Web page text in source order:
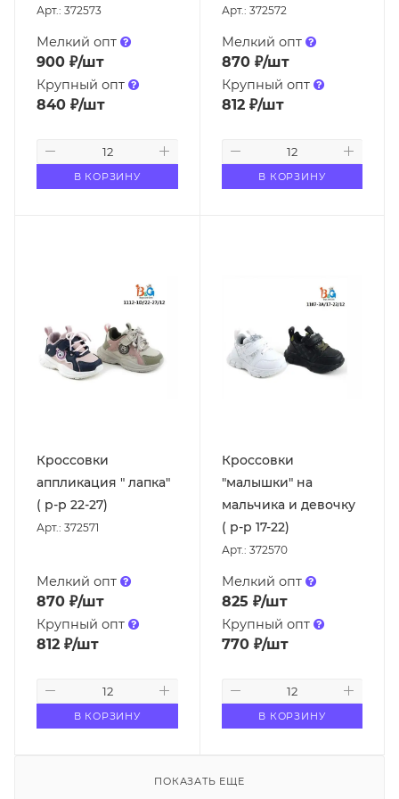
Арт.: 372573
Мелкий опт
900 ₽/шт
Крупный опт
840 ₽/шт
В КОРЗИНУ
Арт.: 372572
Мелкий опт
870₽/шт
Крупный опт
812₽/шт
В КОРЗИНУ
Кроссовки
аппликация " лапка"
( р-р 22-27)
Арт.: 372571
Мелкий опт
870 ₽/шт
Крупный опт
812 ₽/шт
В КОРЗИНУ
Кроссовки
"малышки" на
мальчика и девочку
( р-р 17-22)
Арт.: 372570
Мелкий опт
825 ₽/шт
Крупный опт
770₽/шт
В КОРЗИНУ
ПОКАЗАТЬ ЕЩЕ